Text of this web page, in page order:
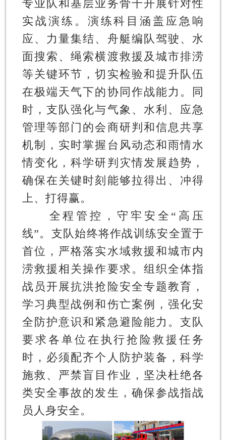
专业队和基层业务骨干开展针对性
实战演练。演练科目涵盖应急响
应、力量集结、舟艇编队驾驶、水
面搜索、绳索横渡救援及城市排涝
等关键环节，切实检验和提升队伍
在极端天气下的协同作战能力。同
时，支队强化与气象、水利、应急
管理等部门的会商研判和信息共享
机制，实时掌握台风动态和雨情水
情变化，科学研判灾情发展趋势，
确保在关键时刻能够拉得出、冲得
上、打得赢。
全程管控，守牢安全“高压
线”。 支队始终将作战训练安全置于
首位，严格落实水域救援和城市内
涝救援相关操作要求。组织全体指
战员开展抗洪抢险安全专题教育，
学习典型战例和伤亡案例，强化安
全防护意识和紧急避险能力。支队
要求各单位在执行抢险救援任务
时，必须配齐个人防护装备，科学
施救、严禁盲目作业，坚决杜绝各
类安全事故的发生，确保参战指战
员人身安全。